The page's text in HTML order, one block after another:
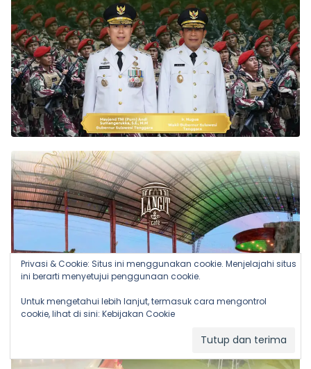
Privasi & Cookie: Situs ini menggunakan cookie. Menjelajahi situs
ini berarti menyetujui penggunaan cookie.
Untuk mengetahui lebih lanjut, termasuk cara mengontrol
cookie, lihat di sini: Kebijakan Cookie